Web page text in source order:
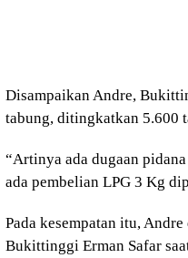
Disampaikan Andre,
tabung, ditingkatkan 5.600
“Artinya ada dugaan
ada pembelian LPG 3 Kg
Pada kesempatan itu,
Bukittinggi Erman Safar